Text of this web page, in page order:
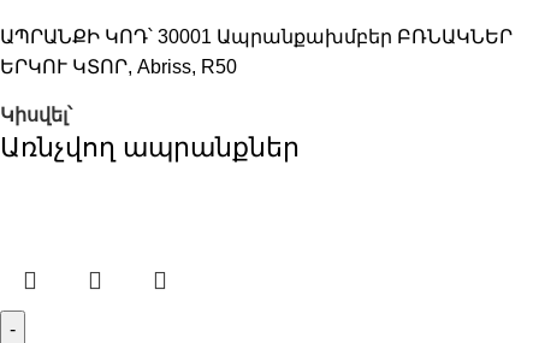
ԱՊՐԱՆՔԻ ԿՈԴ՝ 30001 Ապրանքախմբեր ԲՌՆԱԿՆԵՐ
ԵՐԿՈՒ ԿՏՈՐ, Abriss, R50
Կիսվել՝
Առնչվող ապրանքներ